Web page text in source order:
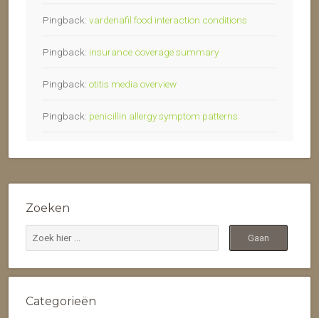
Pingback: vardenafil food interaction conditions
Pingback: insurance coverage summary
Pingback: otitis media overview
Pingback: penicillin allergy symptom patterns
Zoeken
Categorieën